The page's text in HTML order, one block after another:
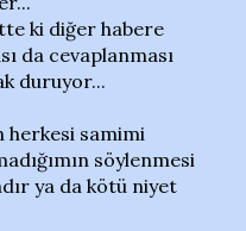
ki diğer habere
da cevaplanması
duruyor...
herkesi samimi
söylenmesi
ya da kötü niyet